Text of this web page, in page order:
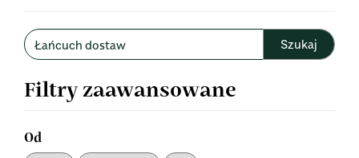
Wyszukaj
w
Filtry zaawansowane
Od